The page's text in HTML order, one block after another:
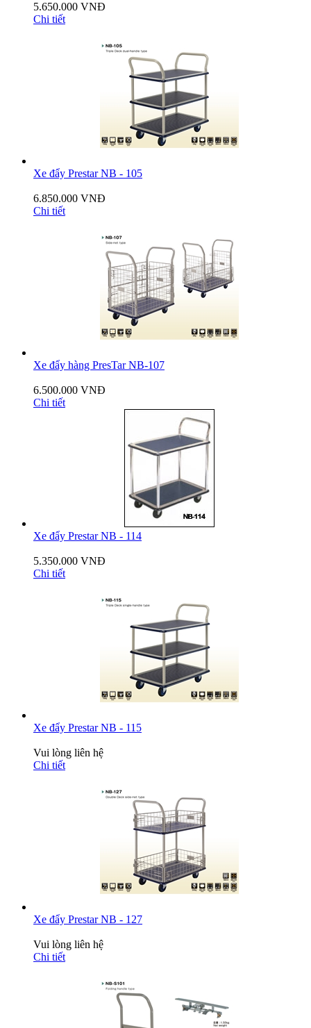
5.650.000 VNĐ
Chi tiết
Xe đẩy Prestar NB - 105
6.850.000 VNĐ
Chi tiết
Xe đẩy hàng PresTar NB-107
6.500.000 VNĐ
Chi tiết
Xe đẩy Prestar NB - 114
5.350.000 VNĐ
Chi tiết
Xe đẩy Prestar NB - 115
Vui lòng liên hệ
Chi tiết
Xe đẩy Prestar NB - 127
Vui lòng liên hệ
Chi tiết